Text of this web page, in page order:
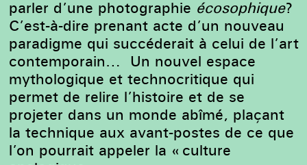
parler d’une photographie écosophique?
C’est-à-dire prenant acte d’un nouveau
paradigme qui succéderait à celui de l’art
contemporain… Un nouvel espace
mythologique et technocritique qui
permet de relire l’histoire et de se
projeter dans un monde abîmé, plaçant
la technique aux avant-postes de ce que
l’on pourrait appeler la « culture